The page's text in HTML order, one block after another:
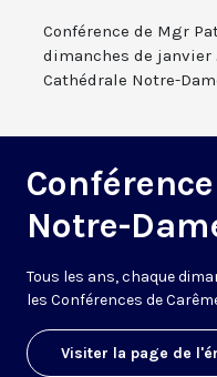
Conférence de Mgr
dimanches de janvier
Cathédrale Notre-
Notre-
Tous les ans, chaque
les Conférences de
Visiter la page de